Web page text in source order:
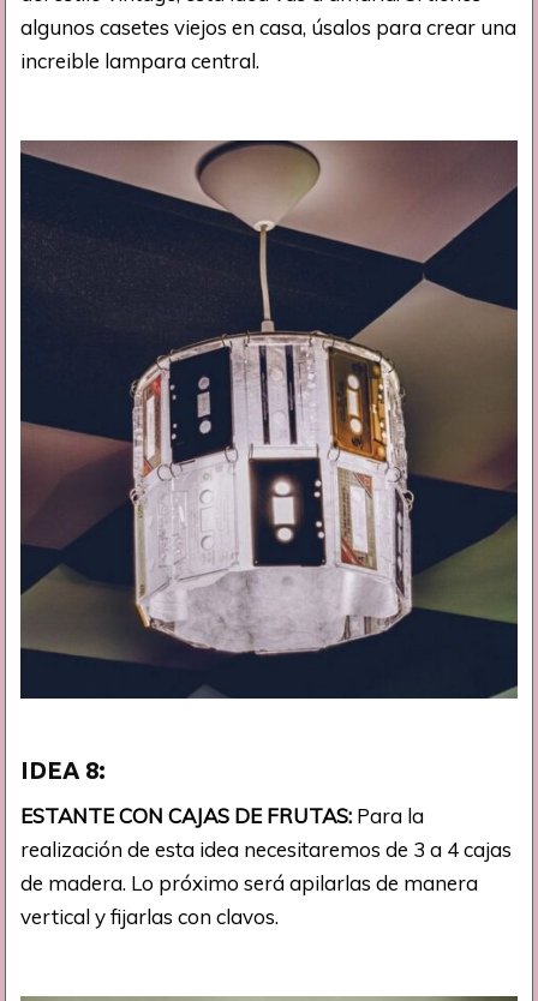
algunos casetes viejos en casa, úsalos para crear una
increible lampara central.
IDEA 8:
ESTANTE CON CAJAS DE FRUTAS: Para la
realización de esta idea necesitaremos de 3 a 4 cajas
de madera. Lo próximo será apilarlas de manera
vertical y fijarlas con clavos.